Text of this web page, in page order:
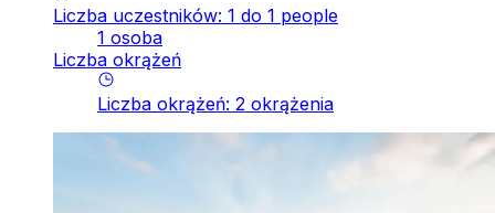
Liczba uczestników: 1 do 1 people
1 osoba
Liczba okrążeń
Liczba okrążeń: 2 okrążenia